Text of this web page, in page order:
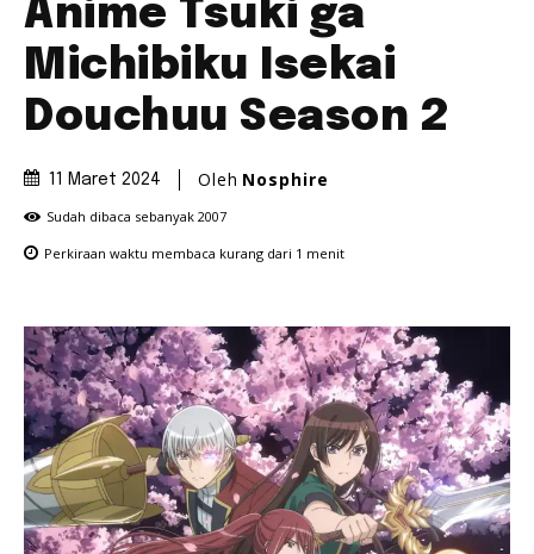
Anime Tsuki ga
Michibiku Isekai
Douchuu Season 2
11 Maret 2024 Oleh Nosphire
Sudah dibaca sebanyak 2007
Perkiraan waktu membaca kurang dari 1 menit